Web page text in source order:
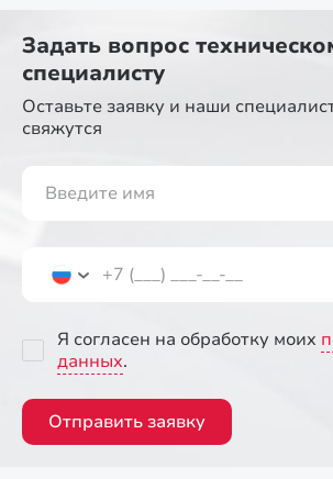
Задать вопрос
специалисту
Оставьте заявку и наши
свяжутся
Я согласен на обработку моих
данных.
Отправить заявку